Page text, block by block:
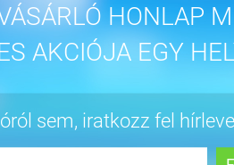
HONLAP
AKCIÓJA EGY
sem, iratkozz fel
144.900 Ft
3 éjszaka 2 fő részére önellátással, 2027.